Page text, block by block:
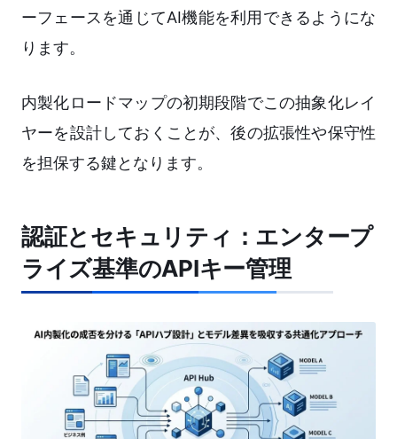
ーフェースを通じてAI機能を利用できるようにな
ります。
内製化ロードマップの初期段階でこの抽象化レイ
ヤーを設計しておくことが、後の拡張性や保守性
を担保する鍵となります。
認証とセキュリティ：エンタープ
ライズ基準のAPIキー管理